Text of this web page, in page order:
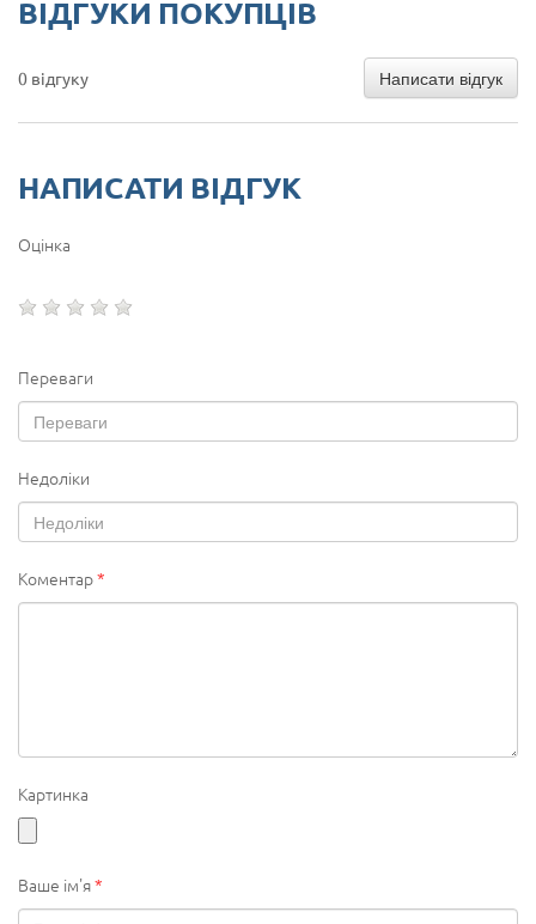
ВІДГУКИ ПОКУПЦІВ
0 відгуку Написати відгук
НАПИСАТИ ВІДГУК
Оцінка
Переваги
Недоліки
Коментар*
Картинка
Ваше ім'я*